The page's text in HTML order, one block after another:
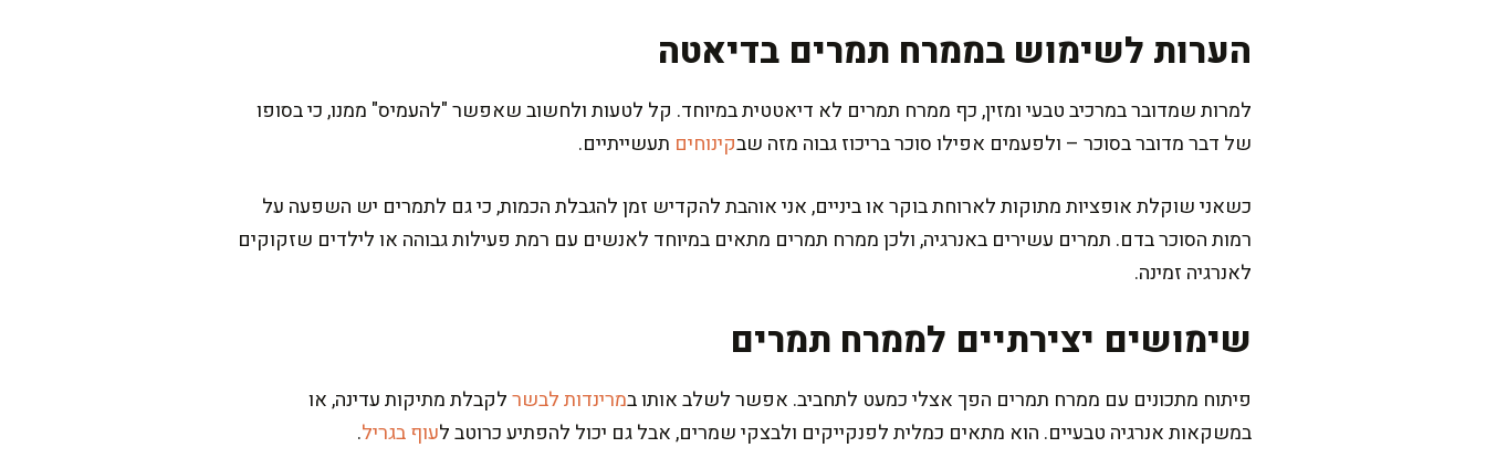
הערות לשימוש בממרח תמרים בדיאטה
למרות שמדובר במרכיב טבעי ומזין, כף ממרח תמרים לא דיאטטית במיוחד. קל לטעות ולחשוב שאפשר "להעמיס" ממנו, כי בסופו
של דבר מדובר בסוכר – ולפעמים אפילו סוכר בריכוז גבוה מזה שבקינוחים תעשייתיים.
כשאני שוקלת אופציות מתוקות לארוחת בוקר או ביניים, אני אוהבת להקדיש זמן להגבלת הכמות, כי גם לתמרים יש השפעה על
רמות הסוכר בדם. תמרים עשירים באנרגיה, ולכן ממרח תמרים מתאים במיוחד לאנשים עם רמת פעילות גבוהה או לילדים שזקוקים
לאנרגיה זמינה.
שימושים יצירתיים לממרח תמרים
פיתוח מתכונים עם ממרח תמרים הפך אצלי כמעט לתחביב. אפשר לשלב אותו במרינדות לבשרלקבלת מתיקות עדינה, או
במשקאות אנרגיה טבעיים. הוא מתאים כמלית לפנקייקים ולבצקי שמרים, אבל גם יכול להפתיע כרוטב לעוף בגריל.